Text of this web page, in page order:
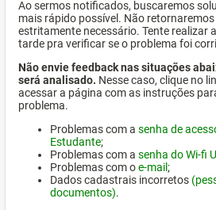
Ao sermos notificados, buscaremos
mais rápido possível. Não
estritamente necessário. Tente realizar
tarde pra verificar se o problema foi
Não envie feedback nas situações
será analisado. Nesse caso, clique no
acessar a página com as instruções
problema.
Problemas com a senha de
Estudante;
Problemas com a senha do Wi-fi
Problemas com oe-mail;
Dados cadastrais incorretos
documentos).